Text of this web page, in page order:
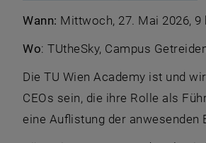
Wann: Mittwoch, 27. Mai 2026, 9
Wo: TUtheSky, Campus
Die TU Wien Academy ist und
CEOs sein, die ihre Rolle als
eine Auflistung der anwesenden